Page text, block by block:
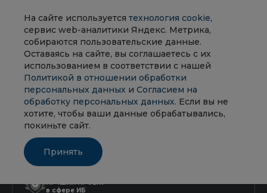
РОССИЙСКОГО ПО
УЧАСТНИК
ЛУЧШИЙ ПРОЕКТ
в сфере ИБ
На сайте используется технология cookie,
сервис web-аналитики Яндекс. Метрика,
собираются пользовательские данные.
Оставаясь на сайте, вы соглашаетесь с их
использованием в соответствии с нашей
Политикой в отношении обработки
персональных данных и Согласием на
обработку персональных данных. Если вы не
хотите, чтобы ваши данные обрабатывались,
покиньте сайт.
Принять